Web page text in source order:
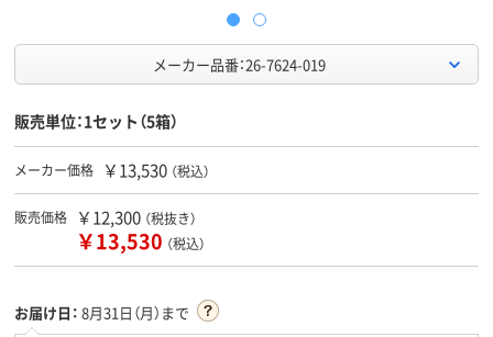
メーカー品番：26-7624-019
販売単位：1セット（5箱）
メーカー価格 ￥13,530 （税込）
販売価格 ￥12,300 （税抜き）
￥13,530 （税込）
お届け日： 8月31日（月）まで